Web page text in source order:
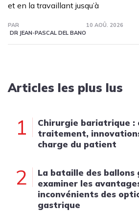
et en la travaillant jusqu’à
PAR
DR JEAN-PASCAL DEL BANO
10 AOÛ. 2026
Articles les plus lus
1
Chirurgie bariatrique :
traitement,
charge du patient
2
La bataille des ballons
examiner les
inconvénients des
gastrique